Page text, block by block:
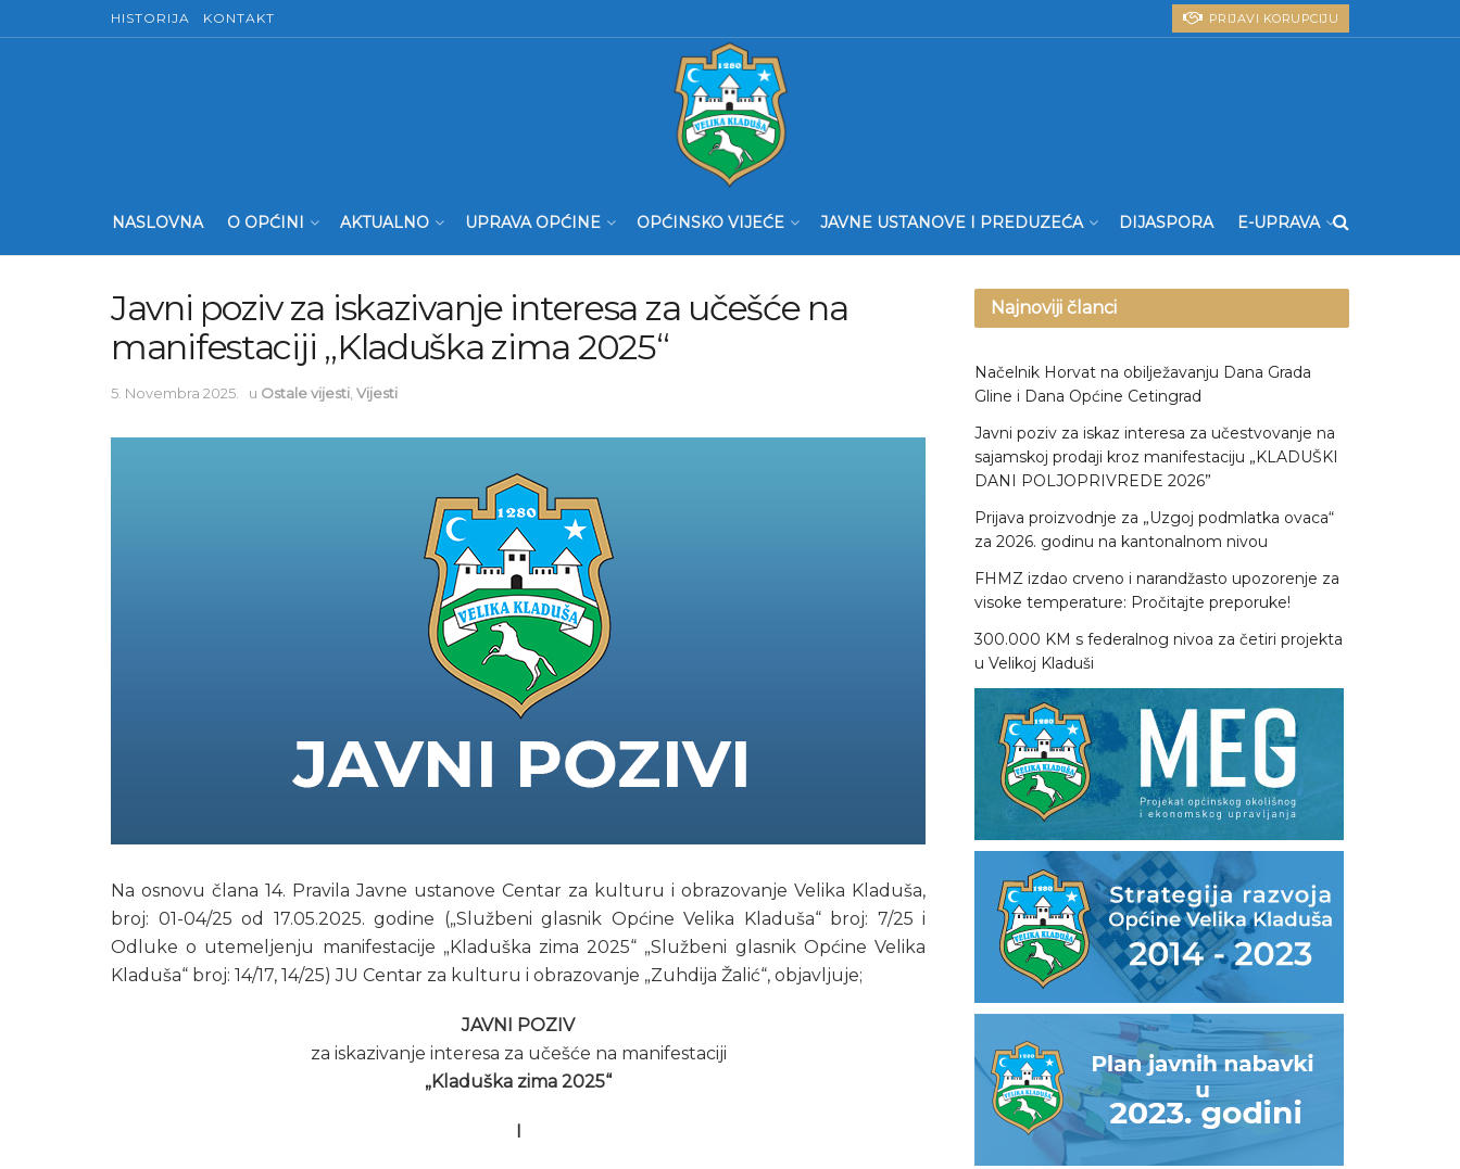
HISTORIJA KONTAKT PRIJAVI KORUPCIJU
NASLOVNA O OPĆINI AKTUALNO UPRAVA OPĆINE OPĆINSKO VIJEĆE JAVNE USTANOVE I PREDUZEĆA DIJASPORA E-UPRAVA
Javni poziv za iskazivanje interesa za učešće na
manifestaciji „Kladuška zima 2025“
5. Novembra 2025. u Ostale vijesti Vijesti
Na osnovu člana 14. Pravila Javne ustanove Centar za kulturu i obrazovanje Velika Kladuša,
broj: 01-04/25 od 17.05.2025. godine („Službeni glasnik Općine Velika Kladuša“ broj: 7/25 i
Odluke o utemeljenju manifestacije „Kladuška zima 2025“ „Službeni glasnik Općine Velika
Kladuša“ broj: 14/17, 14/25) JU Centar za kulturu i obrazovanje „Zuhdija Žalić“, objavljuje;
JAVNI POZIV
za iskazivanje interesa za učešće na manifestaciji
„Kladuška zima 2025“
I
Najnoviji članci
Načelnik Horvat na obilježavanju Dana Grada
Gline i Dana Općine Cetingrad
Javni poziv za iskaz interesa za učestvovanje na
sajamskoj prodaji kroz manifestaciju „KLADUŠKI
DANI POLJOPRIVREDE 2026”
Prijava proizvodnje za „Uzgoj podmlatka ovaca“
za 2026. godinu na kantonalnom nivou
FHMZ izdao crveno i narandžasto upozorenje za
visoke temperature: Pročitajte preporuke!
300.000 KM s federalnog nivoa za četiri projekta
u Velikoj Kladuši